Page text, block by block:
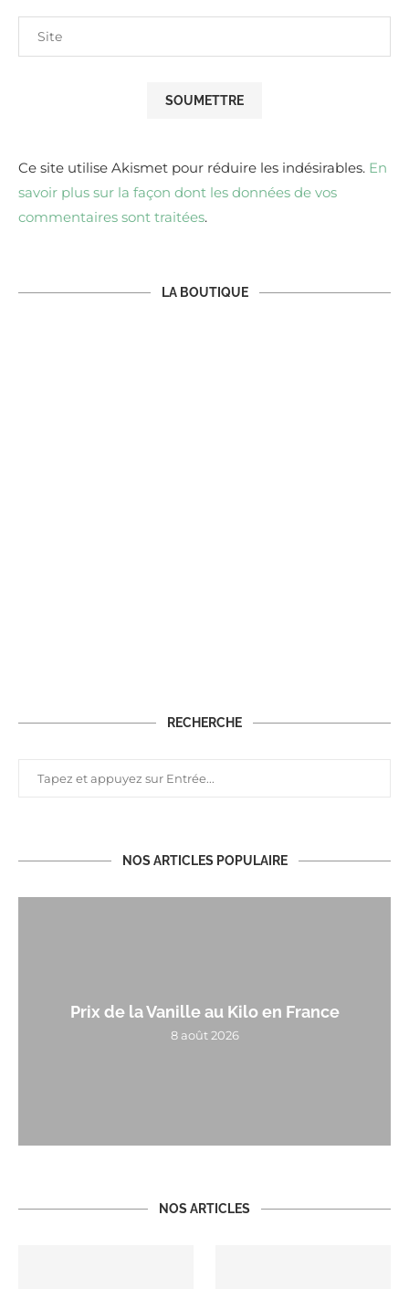
Ce site utilise Akismet pour réduire les indésirables. En
savoir plus sur la façon dont les données de vos
commentaires sont traitées.
LA BOUTIQUE
RECHERCHE
NOS ARTICLES POPULAIRE
Prix de la Vanille au Kilo en France
8 août 2026
NOS ARTICLES